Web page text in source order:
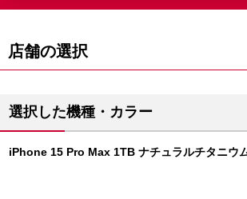
店舗の選択
選択した機種・カラー
iPhone 15 Pro Max 1TB ナチュラルチタニウ